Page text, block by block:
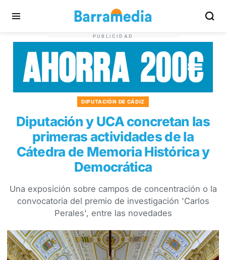
PUBLICIDAD
DIPUTACIÓN DE CÁDIZ
Diputación y UCA concretan las
primeras actividades de la
Cátedra de Memoria Histórica y
Democrática
Una exposición sobre campos de concentración o la
convocatoria del premio de investigación 'Carlos
Perales', entre las novedades